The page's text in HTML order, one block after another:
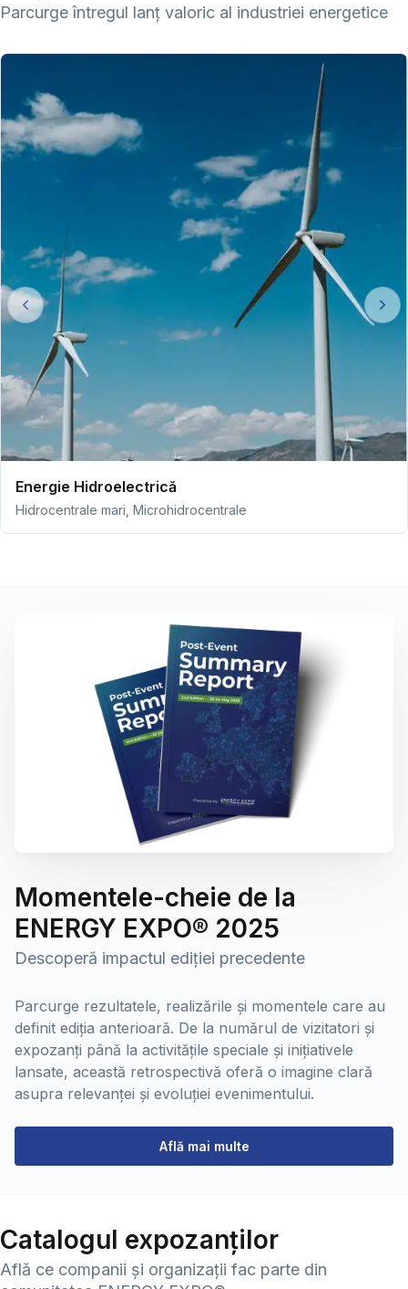
Parcurge întregul lanț valoric al industriei energetice
Parcuri eoliene terestre, Parcuri eoliene offshore
Momentele-cheie de la
ENERGY EXPO® 2025
Descoperă impactul ediției precedente
Parcurge rezultatele, realizările și momentele care au
definit ediția anterioară. De la numărul de vizitatori și
expozanți până la activitățile speciale și inițiativele
lansate, această retrospectivă oferă o imagine clară
asupra relevanței și evoluției evenimentului.
Află mai multe
Catalogul expozanților
Află ce companii și organizații fac parte din